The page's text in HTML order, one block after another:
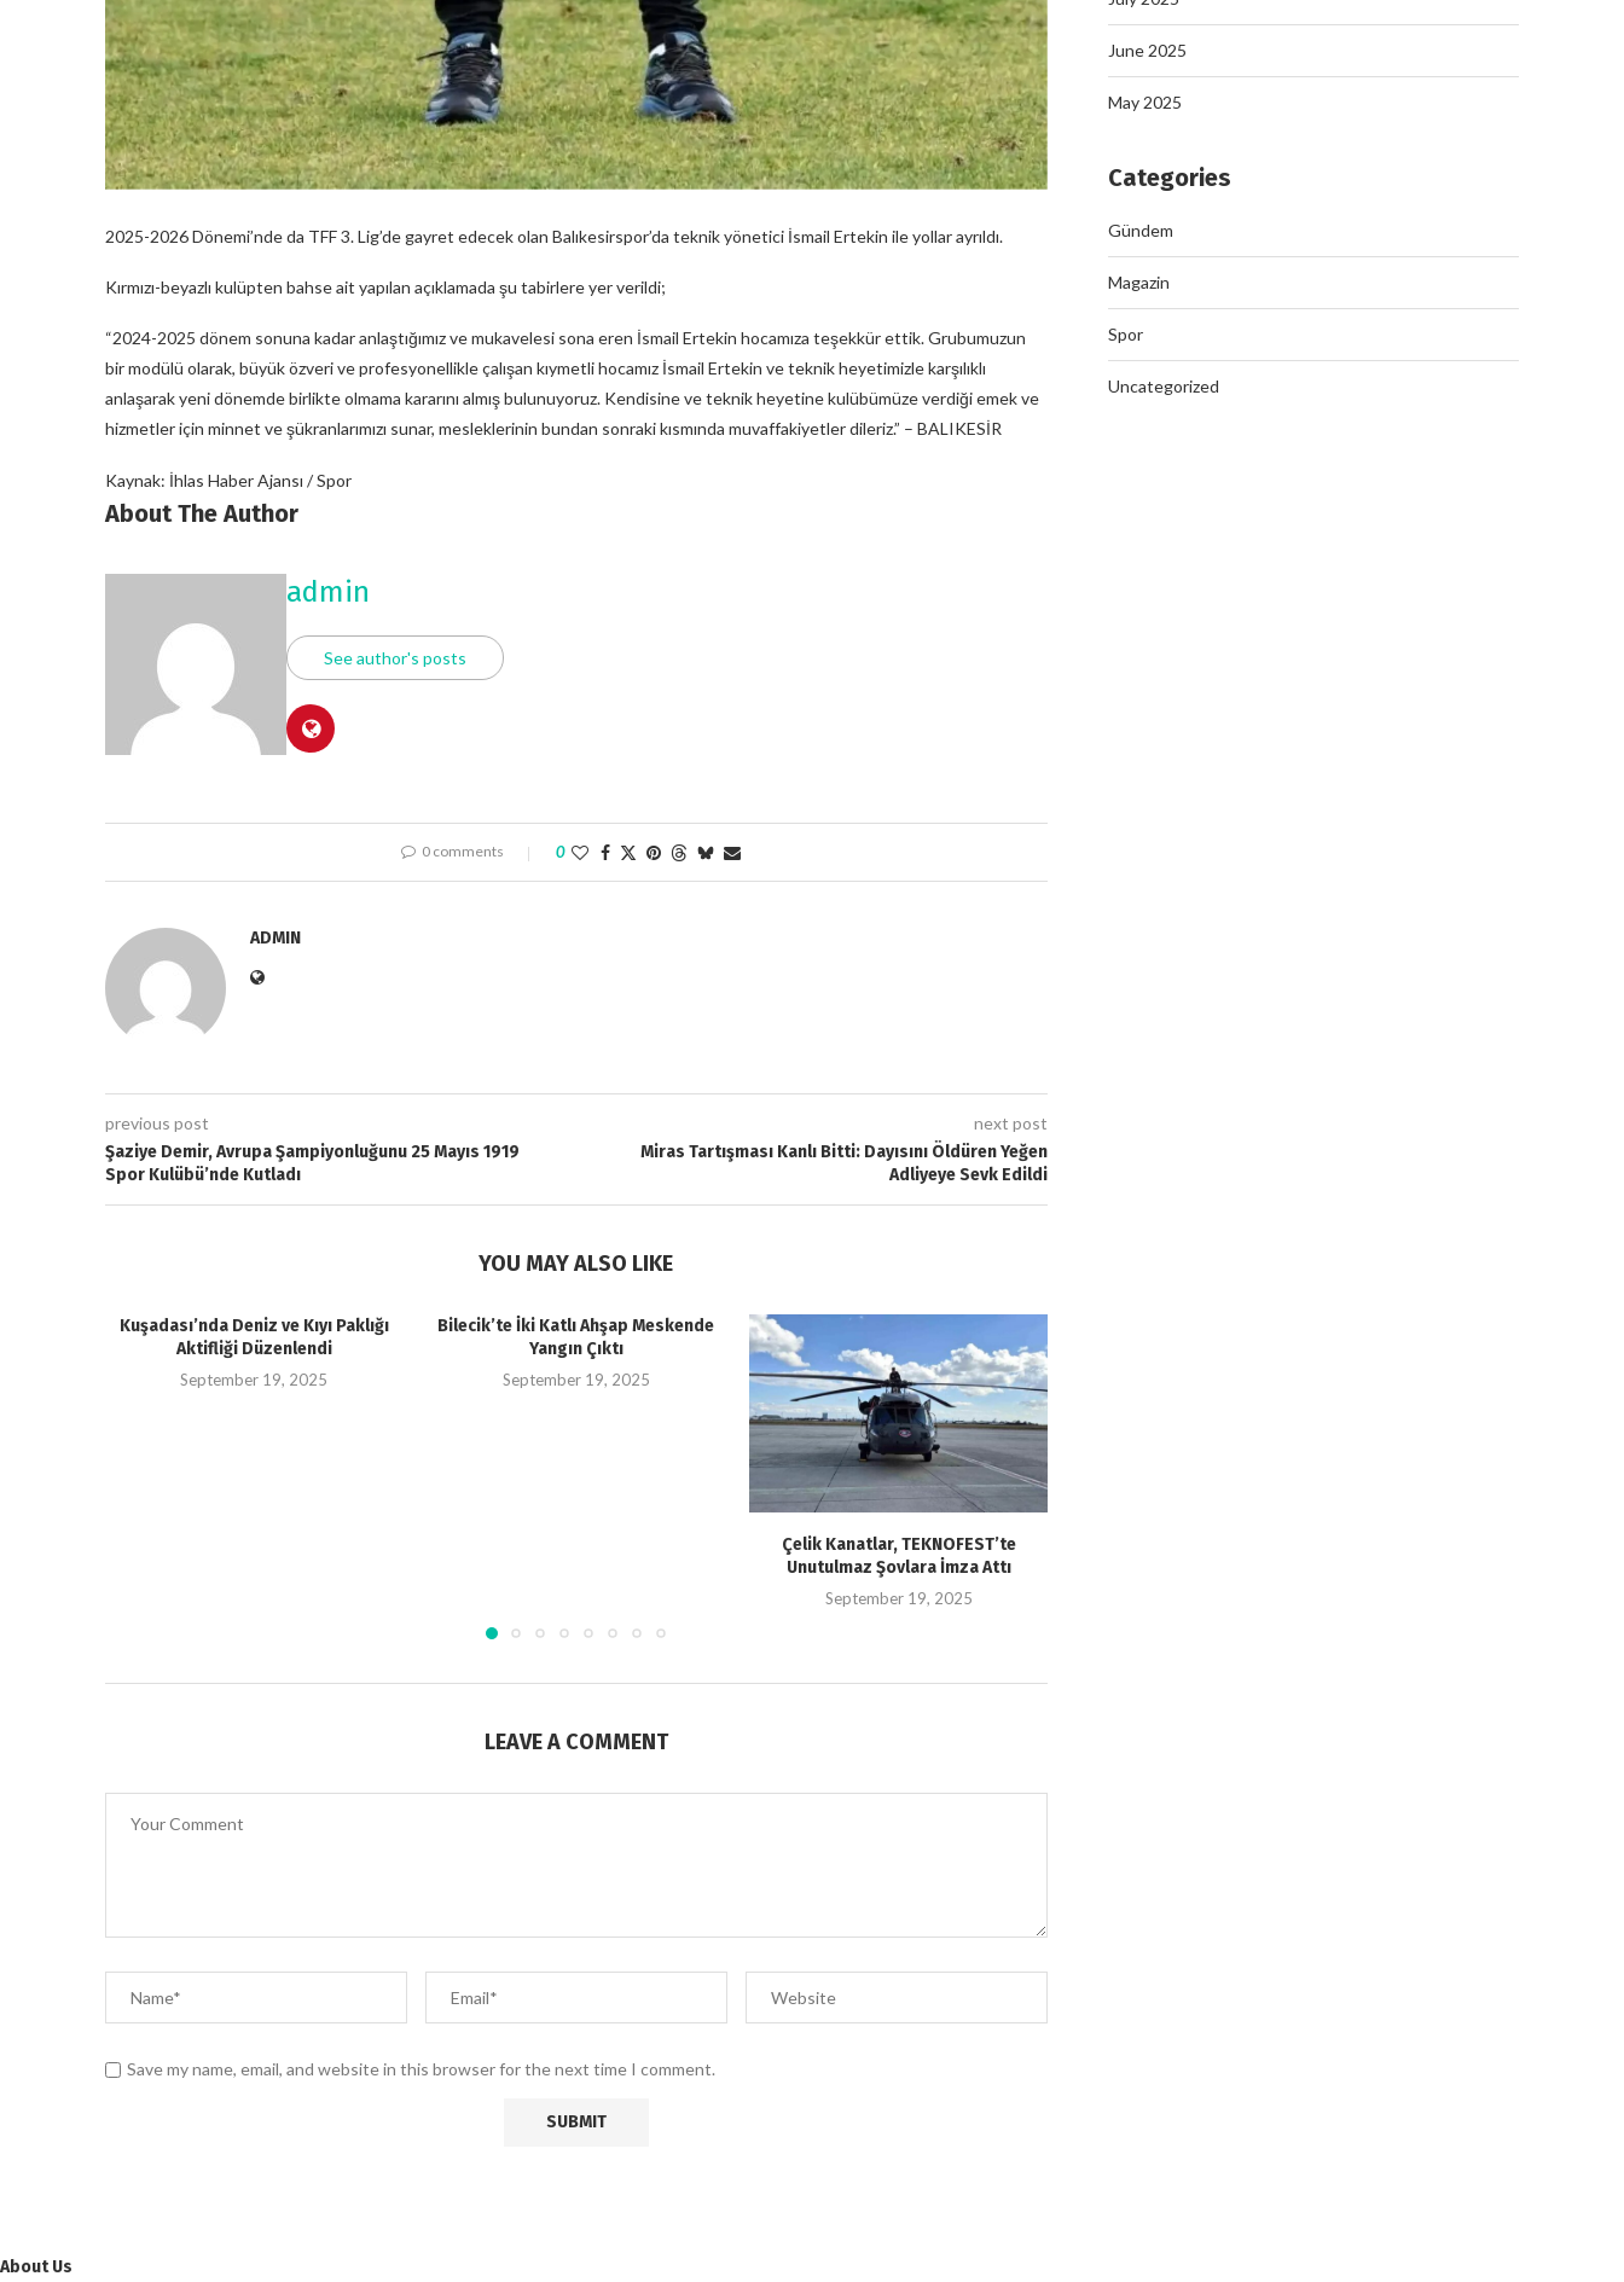
2025-2026 Dönemi’nde da TFF 3. Lig’de gayret edecek olan Balıkesirspor’da teknik yönetici İsmail Ertekin ile yollar ayrıldı.
Kırmızı-beyazlı kulüpten bahse ait yapılan açıklamada şu tabirlere yer verildi;
“2024-2025 dönem sonuna kadar anlaştığımız ve mukavelesi sona eren İsmail Ertekin hocamıza teşekkür ettik. Grubumuzun
bir modülü olarak, büyük özveri ve profesyonellikle çalışan kıymetli hocamız İsmail Ertekin ve teknik heyetimizle karşılıklı
anlaşarak yeni dönemde birlikte olmama kararını almış bulunuyoruz. Kendisine ve teknik heyetine kulübümüze verdiği emek ve
hizmetler için minnet ve şükranlarımızı sunar, mesleklerinin bundan sonraki kısmında muvaffakiyetler dileriz.” – BALIKESİR
Kaynak: İhlas Haber Ajansı / Spor
About The Author
admin
See author's posts
0 comments 0
ADMIN
previous post
Şaziye Demir, Avrupa Şampiyonluğunu 25 Mayıs 1919
Spor Kulübü’nde Kutladı
next post
Miras Tartışması Kanlı Bitti: Dayısını Öldüren Yeğen
Adliyeye Sevk Edildi
YOU MAY ALSO LIKE
Kuşadası’nda Deniz ve Kıyı Paklığı
Aktifliği Düzenlendi
September 19, 2025
Bilecik’te İki Katlı Ahşap Meskende
Yangın Çıktı
September 19, 2025
Çelik Kanatlar, TEKNOFEST’te
Unutulmaz Şovlara İmza Attı
September 19, 2025
LEAVE A COMMENT
Save my name, email, and website in this browser for the next time I comment.
June 2025
May 2025
Categories
Gündem
Magazin
Spor
Uncategorized
About Us